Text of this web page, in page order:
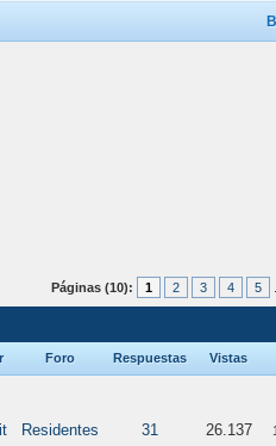
Páginas (10): 1 2 3 4 5
Foro Respuestas Vistas
Residentes 31 26.137